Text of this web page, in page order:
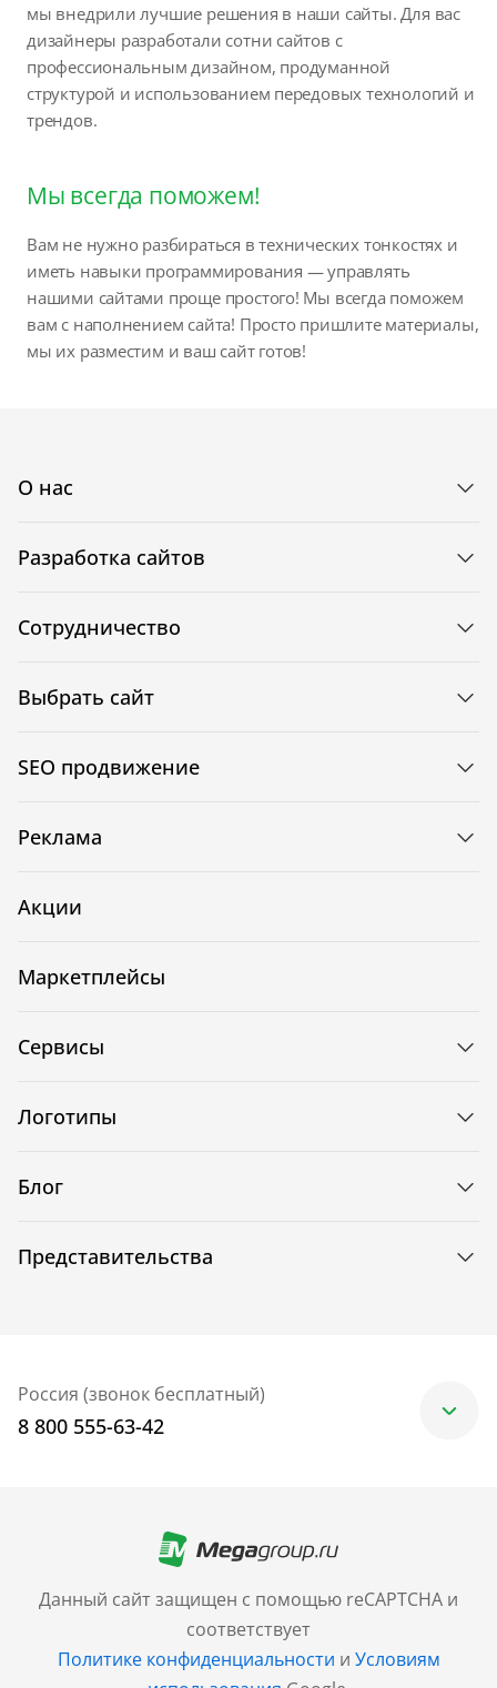
мы внедрили лучшие решения в наши сайты. Для вас
дизайнеры разработали сотни сайтов с
профессиональным дизайном, продуманной
структурой и использованием передовых технологий и
трендов.
Мы всегда поможем!
Вам не нужно разбираться в технических тонкостях и
иметь навыки программирования — управлять
нашими сайтами проще простого! Мы всегда поможем
вам с наполнением сайта! Просто пришлите материалы,
мы их разместим и ваш сайт готов!
Данный сайт защищен с помощью reCAPTCHA и
соответствует
Политике конфиденциальности и Условиям
О нас
Разработка сайтов
Сотрудничество
Выбрать сайт
SEO продвижение
Реклама
Акции
Маркетплейсы
Сервисы
Логотипы
Блог
Представительства
Россия (звонок бесплатный)
8 800 555-63-42
+7 (499) 705-30-10
Санкт-Петербург
+7 (812) 600-77-33
Барнаул